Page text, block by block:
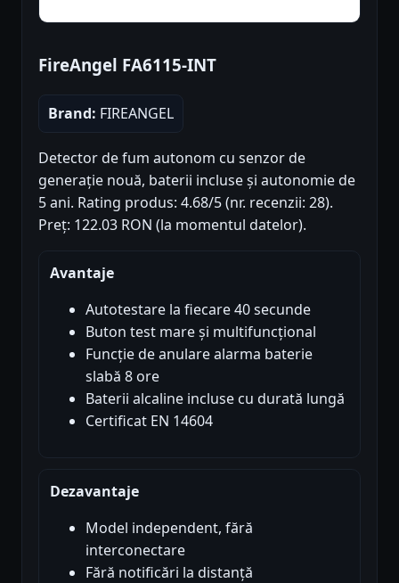
FireAngel FA6115-INT
Brand: FIREANGEL
Detector de fum autonom cu senzor de
generație nouă, baterii incluse și autonomie de
5 ani. Rating produs: 4.68/5 (nr. recenzii: 28).
Preț: 122.03 RON (la momentul datelor).
Avantaje
Autotestare la fiecare 40 secunde
Buton test mare și multifuncțional
Funcție de anulare alarma baterie
slabă 8 ore
Baterii alcaline incluse cu durată lungă
Certificat EN 14604
Dezavantaje
Model independent, fără
interconectare
Fără notificări la distanță